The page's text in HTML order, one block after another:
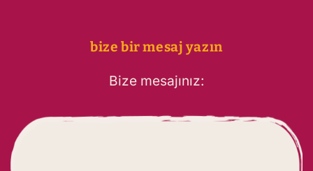
bize bir mesaj yazın
Bize mesajınız: